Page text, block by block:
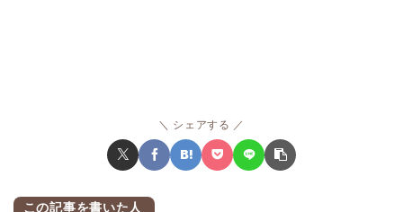
シェアする